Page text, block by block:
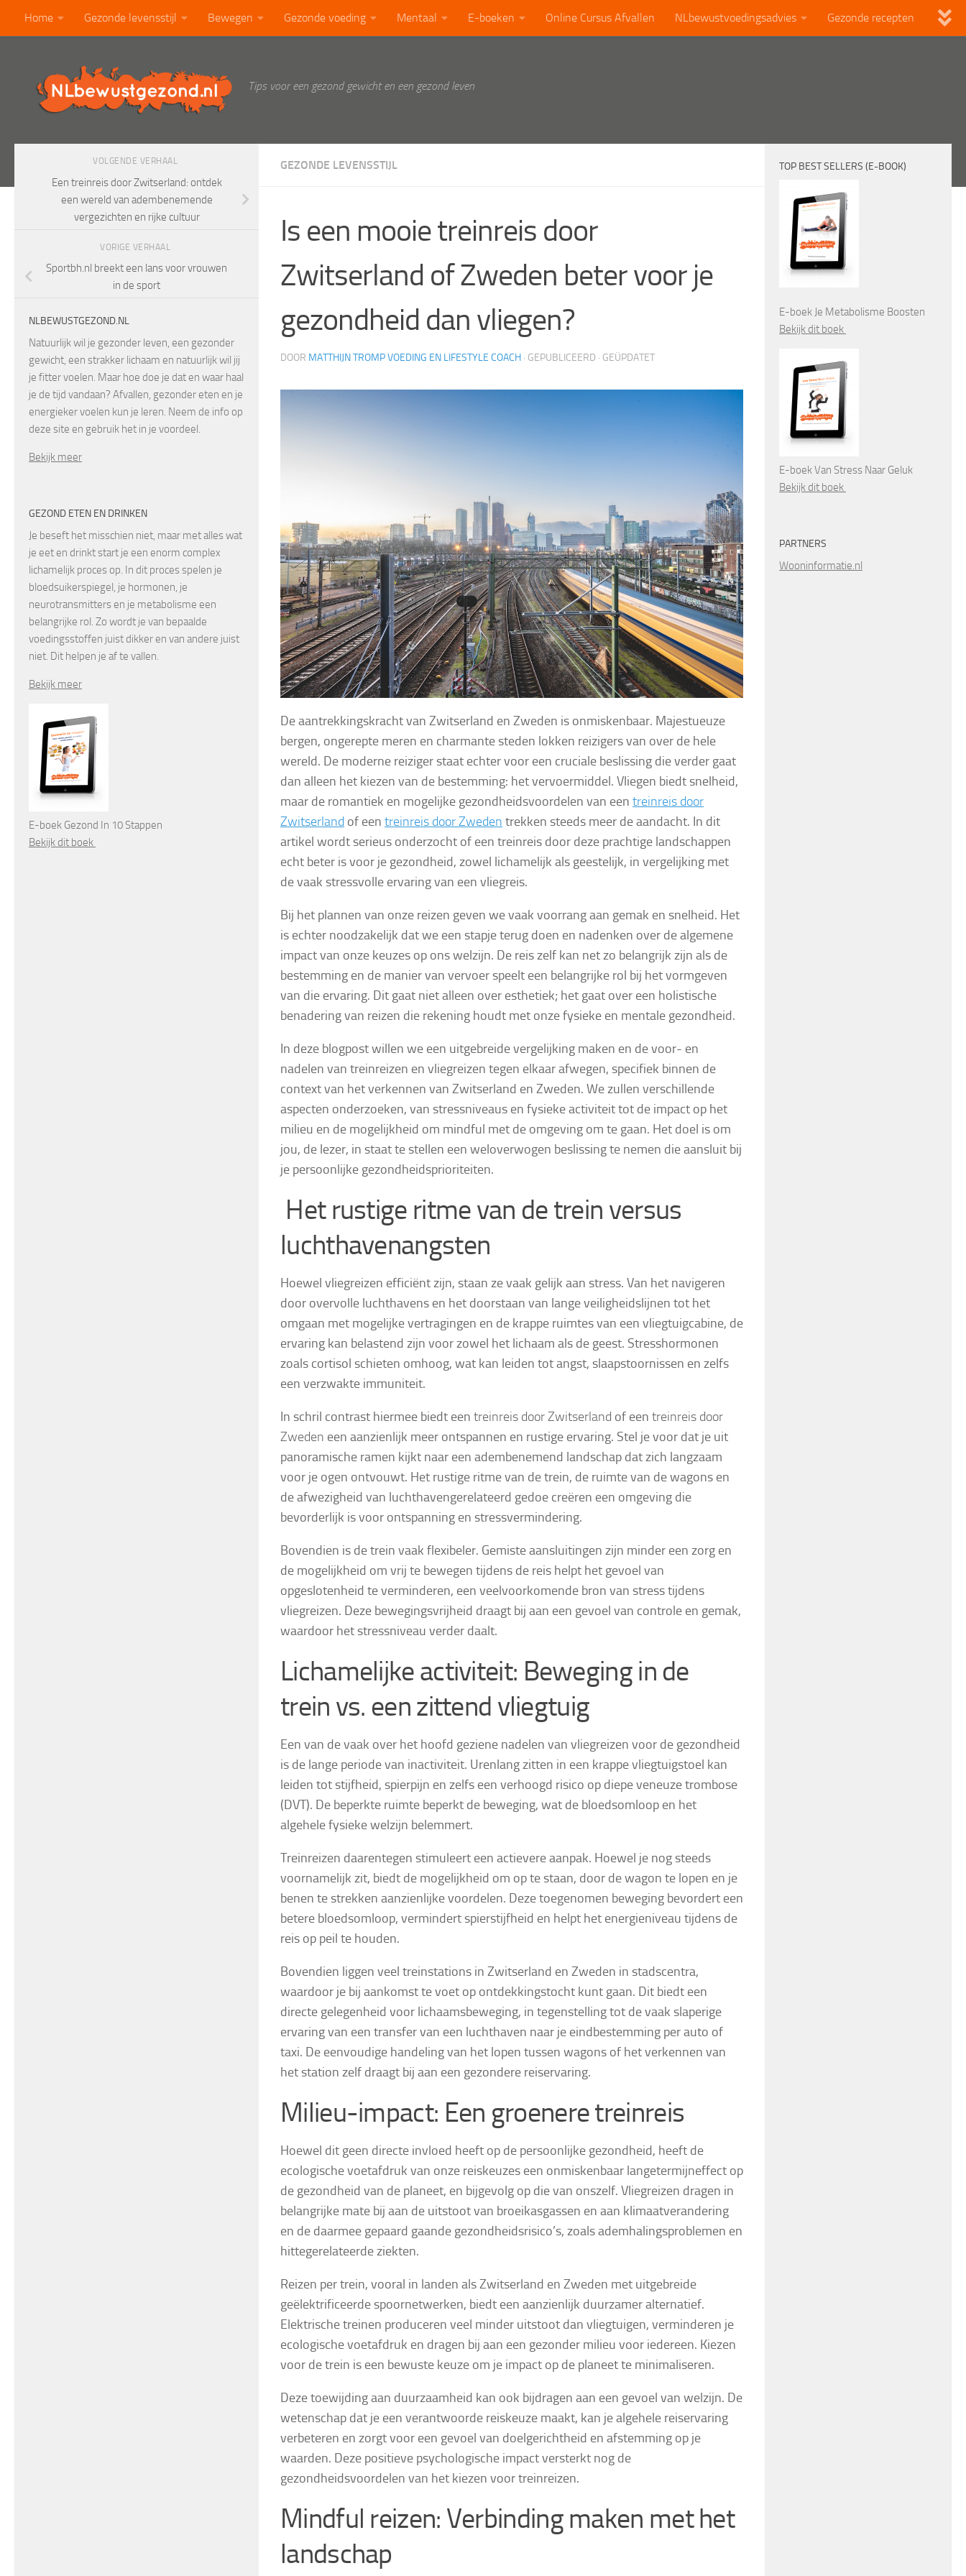
Doorgaan naar inhoud
Home Gezonde levensstijl Bewegen Gezonde voeding Mentaal E-boeken Online Cursus Afvallen NLbewustvoedingsadvies Gezonde recepten
Tips voor een gezond gewicht en een gezond leven
GEZONDE LEVENSSTIJL
Is een mooie treinreis door
Zwitserland of Zweden beter voor je
gezondheid dan vliegen?
DOOR MATTHIJN TROMP VOEDING EN LIFESTYLE COACH · GEPUBLICEERD · GEÜPDATET
De aantrekkingskracht van Zwitserland en Zweden is onmiskenbaar. Majestueuze
bergen, ongerepte meren en charmante steden lokken reizigers van over de hele
wereld. De moderne reiziger staat echter voor een cruciale beslissing die verder gaat
dan alleen het kiezen van de bestemming: het vervoermiddel. Vliegen biedt snelheid,
maar de romantiek en mogelijke gezondheidsvoordelen van een treinreis door
Zwitserland of een treinreis door Zweden trekken steeds meer de aandacht. In dit
artikel wordt serieus onderzocht of een treinreis door deze prachtige landschappen
echt beter is voor je gezondheid, zowel lichamelijk als geestelijk, in vergelijking met
de vaak stressvolle ervaring van een vliegreis.
Bij het plannen van onze reizen geven we vaak voorrang aan gemak en snelheid. Het
is echter noodzakelijk dat we een stapje terug doen en nadenken over de algemene
impact van onze keuzes op ons welzijn. De reis zelf kan net zo belangrijk zijn als de
bestemming en de manier van vervoer speelt een belangrijke rol bij het vormgeven
van die ervaring. Dit gaat niet alleen over esthetiek; het gaat over een holistische
benadering van reizen die rekening houdt met onze fysieke en mentale gezondheid.
In deze blogpost willen we een uitgebreide vergelijking maken en de voor- en
nadelen van treinreizen en vliegreizen tegen elkaar afwegen, specifiek binnen de
context van het verkennen van Zwitserland en Zweden. We zullen verschillende
aspecten onderzoeken, van stressniveaus en fysieke activiteit tot de impact op het
milieu en de mogelijkheid om mindful met de omgeving om te gaan. Het doel is om
jou, de lezer, in staat te stellen een weloverwogen beslissing te nemen die aansluit bij
je persoonlijke gezondheidsprioriteiten.
Het rustige ritme van de trein versus
luchthavenangsten
Hoewel vliegreizen efficiënt zijn, staan ze vaak gelijk aan stress. Van het navigeren
door overvolle luchthavens en het doorstaan van lange veiligheidslijnen tot het
omgaan met mogelijke vertragingen en de krappe ruimtes van een vliegtuigcabine, de
ervaring kan belastend zijn voor zowel het lichaam als de geest. Stresshormonen
zoals cortisol schieten omhoog, wat kan leiden tot angst, slaapstoornissen en zelfs
een verzwakte immuniteit.
In schril contrast hiermee biedt een treinreis door Zwitserland of een treinreis door
Zweden een aanzienlijk meer ontspannen en rustige ervaring. Stel je voor dat je uit
panoramische ramen kijkt naar een adembenemend landschap dat zich langzaam
voor je ogen ontvouwt. Het rustige ritme van de trein, de ruimte van de wagons en
de afwezigheid van luchthavengerelateerd gedoe creëren een omgeving die
bevorderlijk is voor ontspanning en stressvermindering.
Bovendien is de trein vaak flexibeler. Gemiste aansluitingen zijn minder een zorg en
de mogelijkheid om vrij te bewegen tijdens de reis helpt het gevoel van
opgeslotenheid te verminderen, een veelvoorkomende bron van stress tijdens
vliegreizen. Deze bewegingsvrijheid draagt bij aan een gevoel van controle en gemak,
waardoor het stressniveau verder daalt.
Lichamelijke activiteit: Beweging in de
trein vs. een zittend vliegtuig
Een van de vaak over het hoofd geziene nadelen van vliegreizen voor de gezondheid
is de lange periode van inactiviteit. Urenlang zitten in een krappe vliegtuigstoel kan
leiden tot stijfheid, spierpijn en zelfs een verhoogd risico op diepe veneuze trombose
(DVT). De beperkte ruimte beperkt de beweging, wat de bloedsomloop en het
algehele fysieke welzijn belemmert.
Treinreizen daarentegen stimuleert een actievere aanpak. Hoewel je nog steeds
voornamelijk zit, biedt de mogelijkheid om op te staan, door de wagon te lopen en je
benen te strekken aanzienlijke voordelen. Deze toegenomen beweging bevordert een
betere bloedsomloop, vermindert spierstijfheid en helpt het energieniveau tijdens de
reis op peil te houden.
Bovendien liggen veel treinstations in Zwitserland en Zweden in stadscentra,
waardoor je bij aankomst te voet op ontdekkingstocht kunt gaan. Dit biedt een
directe gelegenheid voor lichaamsbeweging, in tegenstelling tot de vaak slaperige
ervaring van een transfer van een luchthaven naar je eindbestemming per auto of
taxi. De eenvoudige handeling van het lopen tussen wagons of het verkennen van
het station zelf draagt bij aan een gezondere reiservaring.
Milieu-impact: Een groenere treinreis
Hoewel dit geen directe invloed heeft op de persoonlijke gezondheid, heeft de
ecologische voetafdruk van onze reiskeuzes een onmiskenbaar langetermijneffect op
de gezondheid van de planeet, en bijgevolg op die van onszelf. Vliegreizen dragen in
belangrijke mate bij aan de uitstoot van broeikasgassen en aan klimaatverandering
en de daarmee gepaard gaande gezondheidsrisico’s, zoals ademhalingsproblemen en
hittegerelateerde ziekten.
Reizen per trein, vooral in landen als Zwitserland en Zweden met uitgebreide
geëlektrificeerde spoornetwerken, biedt een aanzienlijk duurzamer alternatief.
Elektrische treinen produceren veel minder uitstoot dan vliegtuigen, verminderen je
ecologische voetafdruk en dragen bij aan een gezonder milieu voor iedereen. Kiezen
voor de trein is een bewuste keuze om je impact op de planeet te minimaliseren.
Deze toewijding aan duurzaamheid kan ook bijdragen aan een gevoel van welzijn. De
wetenschap dat je een verantwoorde reiskeuze maakt, kan je algehele reiservaring
verbeteren en zorgt voor een gevoel van doelgerichtheid en afstemming op je
waarden. Deze positieve psychologische impact versterkt nog de
gezondheidsvoordelen van het kiezen voor treinreizen.
Mindful reizen: Verbinding maken met het
landschap
VOLGENDE VERHAAL
Een treinreis door Zwitserland: ontdek
een wereld van adembenemende
vergezichten en rijke cultuur
VORIGE VERHAAL
Sportbh.nl breekt een lans voor vrouwen
in de sport
NLBEWUSTGEZOND.NL
Natuurlijk wil je gezonder leven, een gezonder
gewicht, een strakker lichaam en natuurlijk wil jij
je fitter voelen. Maar hoe doe je dat en waar haal
je de tijd vandaan? Afvallen, gezonder eten en je
energieker voelen kun je leren. Neem de info op
deze site en gebruik het in je voordeel.
Bekijk meer
GEZOND ETEN EN DRINKEN
Je beseft het misschien niet, maar met alles wat
je eet en drinkt start je een enorm complex
lichamelijk proces op. In dit proces spelen je
bloedsuikerspiegel, je hormonen, je
neurotransmitters en je metabolisme een
belangrijke rol. Zo wordt je van bepaalde
voedingsstoffen juist dikker en van andere juist
niet. Dit helpen je af te vallen.
Bekijk meer
E-boek Gezond In 10 Stappen
Bekijk dit boek
TOP BEST SELLERS (E-BOOK)
E-boek Je Metabolisme Boosten
Bekijk dit boek
E-boek Van Stress Naar Geluk
Bekijk dit boek
PARTNERS
Wooninformatie.nl